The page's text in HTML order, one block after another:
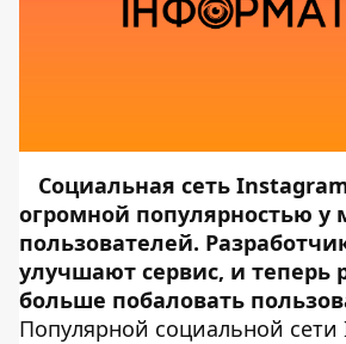
Социальная сеть
огромной популярностью у
пользователей.
улучшают сервис, и
больше побаловать
Популярной социальной